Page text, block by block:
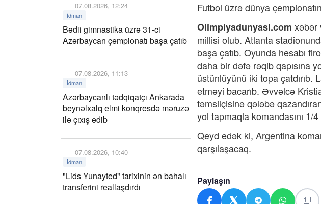
07.08.2026, 12:24
İdman
Bədii gimnastika üzrə 31-ci
Azərbaycan çempionatı başa çatıb
07.08.2026, 11:13
İdman
Azərbaycanlı tədqiqatçı Ankarada
beynəlxalq elmi konqresdə məruzə
ilə çıxış edib
07.08.2026, 10:40
İdman
"Lids Yunayted" tarixinin ən bahalı
transferini reallaşdırdı
Futbol üzrə dünya
Olimpiyadunyasi.com xəbər
millisi olub. Atlanta
başa çatıb. Oyunda hesabı
daha bir dəfə rəqib qapısına
üstünlüyünü iki topa
etməyi bacarıb. Əvvəlcə
təmsilçisinə qələbə
yol tapmaqla komandasını 1/4
Qeyd edək ki, Argentina
qarşılaşacaq.
Paylaşın